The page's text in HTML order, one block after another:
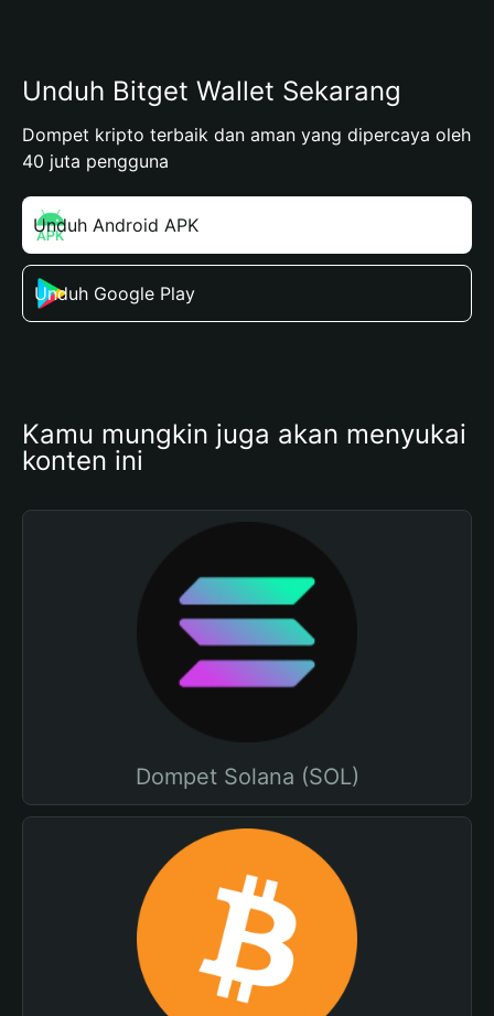
Unduh Bitget Wallet Sekarang
Dompet kripto terbaik dan aman yang dipercaya oleh
40 juta pengguna
Unduh Android APK
Unduh Google Play
Kamu mungkin juga akan menyukai
konten ini
Dompet Solana (SOL)